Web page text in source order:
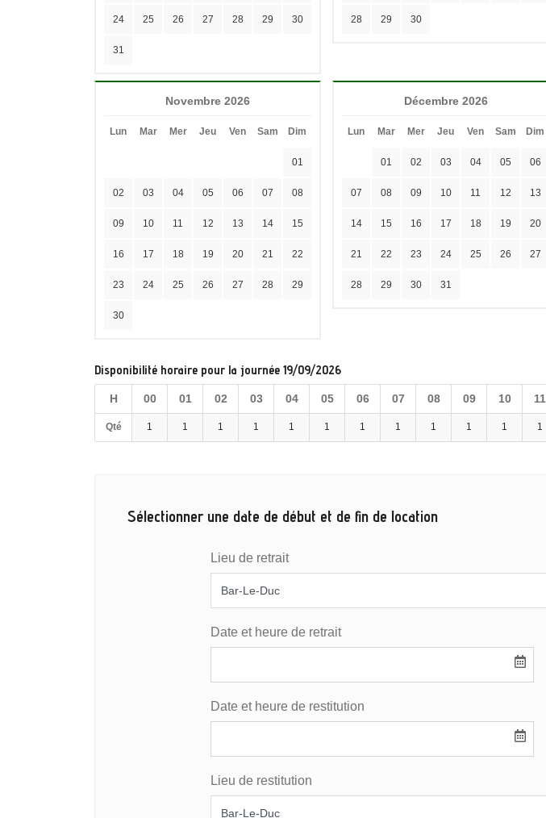
24 25 26 27 28 29 30
31
28 29 30
Novembre 2026
Lun Mar Mer Jeu Ven Sam Dim
01
02 03 04 05 06 07 08
09 10 11 12 13 14 15
16 17 18 19 20 21 22
23 24 25 26 27 28 29
30
Décembre 2026
Lun Mar Mer Jeu Ven Sam Dim
01 02 03 04 05 06
07 08 09 10 11 12 13
14 15 16 17 18 19 20
21 22 23 24 25 26 27
28 29 30 31
Disponibilité horaire pour la journée 19/09/2026
H 00 01 02 03 04 05 06 07 08 09 10 11
Qté 1 1 1 1 1 1 1 1 1 1 1 1
Sélectionner une date de début et de fin de location
Lieu de retrait
Date et heure de retrait
Date et heure de restitution
Lieu de restitution